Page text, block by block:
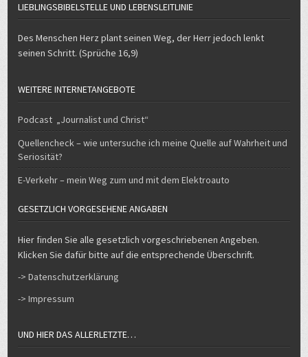
LIEBLINGSBIBELSTELLE UND LEBENSLEITLINIE
Des Menschen Herz plant seinen Weg, der Herr jedoch lenkt
seinen Schritt. (Sprüche 16,9)
WEITERE INTERNETANGEBOTE
Podcast „Journalist und Christ“
Quellencheck – wie untersuche ich meine Quelle auf Wahrheit und
Seriosität?
E-Verkehr – mein Weg zum und mit dem Elektroauto
GESETZLICH VORGESEHENE ANGABEN
Hier finden Sie alle gesetzlich vorgeschriebenen Angeben.
Klicken Sie dafür bitte auf die entsprechende Überschrift.
-> Datenschutzerklärung
-> Impressum
UND HIER DAS ALLERLETZTE…